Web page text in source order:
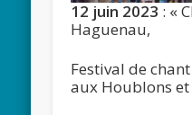
12 juin 2023 : «
Haguenau,
Festival de
aux Houblons